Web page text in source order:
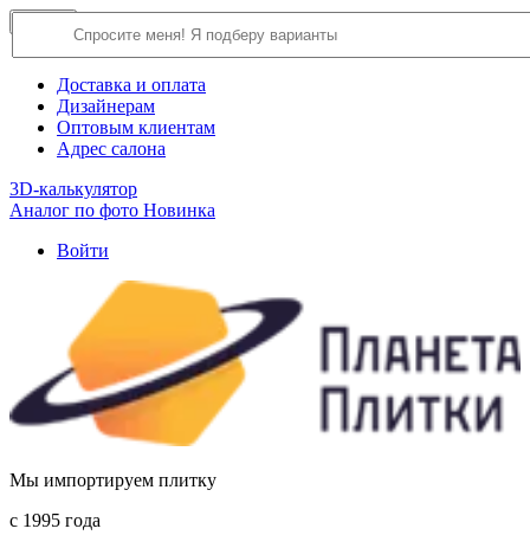
О компании
Доставка и оплата
Дизайнерам
Оптовым клиентам
Адрес салона
3D-калькулятор
Аналог по фото Новинка
Войти
Мы импортируем плитку
c 1995 года